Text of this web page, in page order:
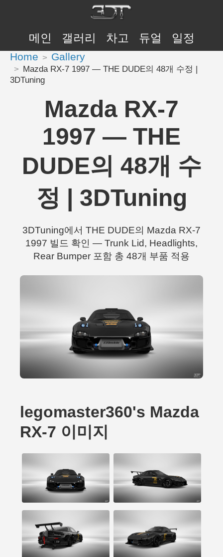
메인 갤러리 차고 듀얼 일정
Home Gallery
Mazda RX-7 1997 — THE DUDE의 48개 수정 |
3DTuning
Mazda RX-7
1997 — THE
DUDE의 48개 수
정 | 3DTuning
3DTuning에서 THE DUDE의 Mazda RX-7
1997 빌드 확인 — Trunk Lid, Headlights,
Rear Bumper 포함 총 48개 부품 적용
legomaster360's Mazda
RX-7 이미지